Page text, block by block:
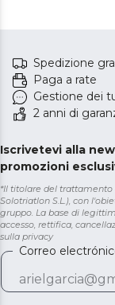
Spedizione
Paga a rate
Gestione dei
2 anni di
Iscrivetevi alla
promozioni
*Il titolare del trattamento
Solotriatlon S.L.), con
gruppo. La base di
accesso, rettifica,
sulla privacy
Correo